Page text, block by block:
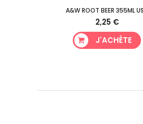
A&W ROOT BEER 355ML
2,25 €
J'ACHÈTE